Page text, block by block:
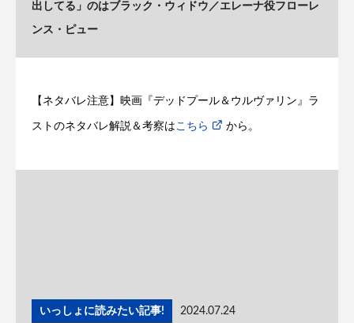
出してる」のはブラック・ウィドウ／エレーナ役フローレ
ンス・ピュー
【ネタバレ注意】映画『デッドプール＆ウルヴァリン』ラ
ストのネタバレ解説＆考察はこちら から。
いっしょに読みたい記事! 2024.07.24